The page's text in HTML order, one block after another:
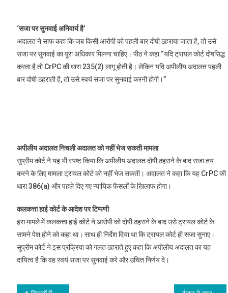
‘सजा पर सुनवाई अनिवार्य है’
अदालत ने साफ कहा कि जब किसी आरोपी को पहली बार दोषी ठहराया जाता है, तो उसे
सजा पर सुनवाई का पूरा अधिकार मिलना चाहिए। पीठ ने कहा “यदि ट्रायल कोर्ट दोषसिद्ध
करता है तो CrPC की धारा 235(2) लागू होती है। लेकिन यदि अपीलीय अदालत पहली
बार दोषी ठहराती है, तो उसे स्वयं सजा पर सुनवाई करनी होगी।”
अपीलीय अदालत निचली अदालत को नहीं भेज सकती मामला
सुप्रीम कोर्ट ने यह भी स्पष्ट किया कि अपीलीय अदालत दोषी ठहराने के बाद सजा तय
करने के लिए मामला ट्रायल कोर्ट को नहीं भेज सकती। अदालत ने कहा कि यह CrPC की
धारा 386(a) और पहले दिए गए न्यायिक फैसलों के खिलाफ होगा।
कलकत्ता हाई कोर्ट के आदेश पर टिप्पणी
इस मामले में कलकत्ता हाई कोर्ट ने आरोपी को दोषी ठहराने के बाद उसे ट्रायल कोर्ट के
सामने पेश होने को कहा था। साथ ही निर्देश दिया था कि ट्रायल कोर्ट ही सजा सुनाए।
सुप्रीम कोर्ट ने इस प्रक्रिया को गलत ठहराते हुए कहा कि अपीलीय अदालत का यह
दायित्व है कि वह स्वयं सजा पर सुनवाई करे और उचित निर्णय दे।